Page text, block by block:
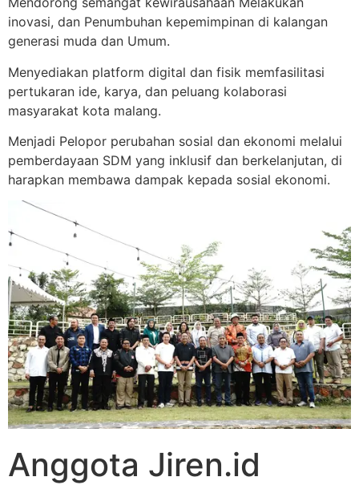
inovasi, dan Penumbuhan kepemimpinan di kalangan
generasi muda dan Umum.
Menyediakan platform digital dan fisik memfasilitasi
pertukaran ide, karya, dan peluang kolaborasi
masyarakat kota malang.
Menjadi Pelopor perubahan sosial dan ekonomi melalui
pemberdayaan SDM yang inklusif dan berkelanjutan, di
harapkan membawa dampak kepada sosial ekonomi.
Anggota Jiren.id